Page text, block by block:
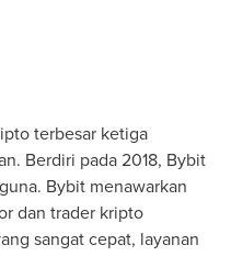
terbesar ketiga
Berdiri pada 2018, Bybit
Bybit menawarkan
dan trader kripto
sangat cepat, layanan